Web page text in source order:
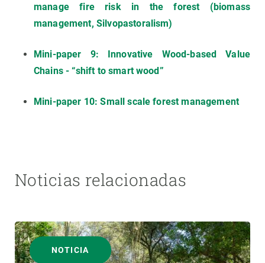
manage fire risk in the forest (biomass
management, Silvopastoralism)
Mini-paper 9: Innovative Wood-based Value
Chains - “shift to smart wood”
Mini-paper 10: Small scale forest management
Noticias relacionadas
NOTICIA